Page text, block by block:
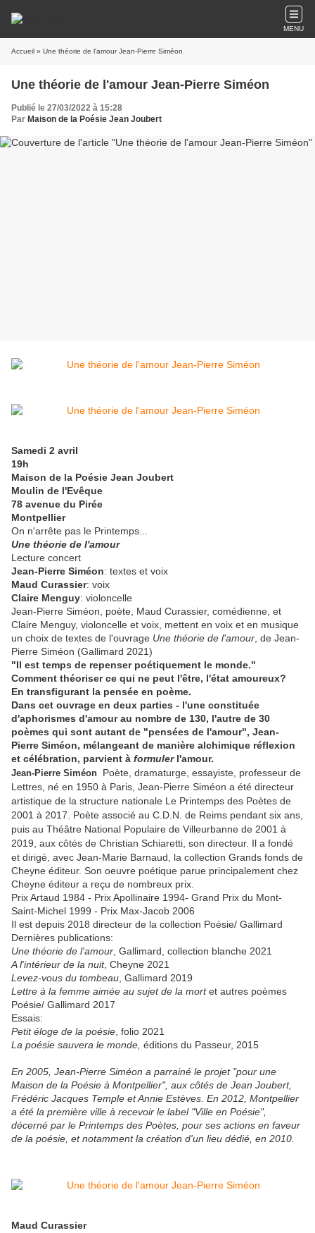
MENU
Accueil » Une théorie de l'amour Jean-Pierre Siméon
Une théorie de l'amour Jean-Pierre Siméon
Publié le 27/03/2022 à 15:28
Par Maison de la Poésie Jean Joubert
Samedi 2 avril
19h
Maison de la Poésie Jean Joubert
Moulin de l'Evêque
78 avenue du Pirée
Montpellier
On n'arrête pas le Printemps...
Une théorie de l'amour
Lecture concert
Jean-Pierre Siméon: textes et voix
Maud Curassier: voix
Claire Menguy: violoncelle
Jean-Pierre Siméon, poète, Maud Curassier, comédienne, et
Claire Menguy, violoncelle et voix, mettent en voix et en musique
un choix de textes de l'ouvrage Une théorie de l'amour , de Jean-
Pierre Siméon (Gallimard 2021)
"Il est temps de repenser poétiquement le monde."
Comment théoriser ce qui ne peut l'être, l'état amoureux?
En transfigurant la pensée en poème.
Dans cet ouvrage en deux parties - l'une constituée
d'aphorismes d'amour au nombre de 130, l'autre de 30
poèmes qui sont autant de "pensées de l'amour", Jean-
Pierre Siméon, mélangeant de manière alchimique réflexion
et célébration, parvient à formulerl'amour.
Jean-Pierre Siméon Poète, dramaturge, essayiste, professeur de
Lettres, né en 1950 à Paris, Jean-Pierre Siméon a été directeur
artistique de la structure nationale Le Printemps des Poètes de
2001 à 2017. Poète associé au C.D.N. de Reims pendant six ans,
puis au Théâtre National Populaire de Villeurbanne de 2001 à
2019, aux côtés de Christian Schiaretti, son directeur. Il a fondé
et dirigé, avec Jean-Marie Barnaud, la collection Grands fonds de
Cheyne éditeur. Son oeuvre poétique parue principalement chez
Cheyne éditeur a reçu de nombreux prix.
Prix Artaud 1984 - Prix Apollinaire 1994- Grand Prix du Mont-
Saint-Michel 1999 - Prix Max-Jacob 2006
Il est depuis 2018 directeur de la collection Poésie/ Gallimard
Dernières publications:
Une théorie de l'amour , Gallimard, collection blanche 2021
A l'intérieur de la nuit, Cheyne 2021
Levez-vous du tombeau , Gallimard 2019
Lettre à la femme aimée au sujet de la mortet autres poèmes
Poésie/ Gallimard 2017
Essais:
Petit éloge de la poésie , folio 2021
La poésie sauvera le monde, éditions du Passeur, 2015
En 2005, Jean-Pierre Siméon a parrainé le projet "pour une
Maison de la Poésie à Montpellier", aux côtés de Jean Joubert,
Frédéric Jacques Temple et Annie Estèves. En 2012, Montpellier
a été la première ville à recevoir le label "Ville en Poésie",
décerné par le Printemps des Poètes, pour ses actions en faveur
de la poésie, et notamment la création d'un lieu dédié, en 2010.
Maud Curassier